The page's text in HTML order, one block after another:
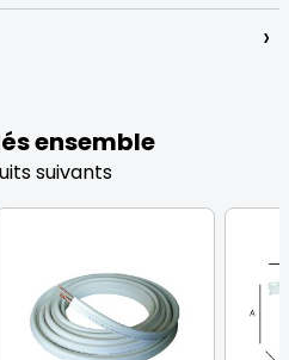
›
ensemble
suivants